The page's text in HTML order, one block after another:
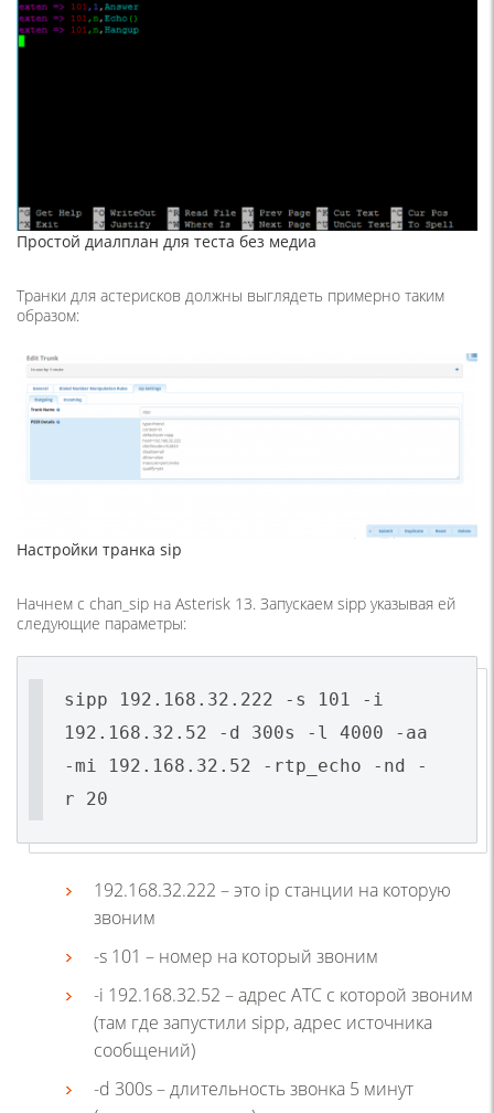
Простой диалплан для теста без медиа
Транки для астерисков должны выглядеть примерно таким
образом:
Настройки транка sip
Начнем с chan_sip на Asterisk 13. Запускаем sipp указывая ей
следующие параметры:
sipp 192.168.32.222 -s 101 -i
192.168.32.52 -d 300s -l 4000 -aa
-mi 192.168.32.52 -rtp_echo -nd -
r 20
192.168.32.222 – это ip станции на которую
звоним
-s 101 – номер на который звоним
-i 192.168.32.52 – адрес АТС с которой звоним
(там где запустили sipp, адрес источника
сообщений)
-d 300s – длительность звонка 5 минут